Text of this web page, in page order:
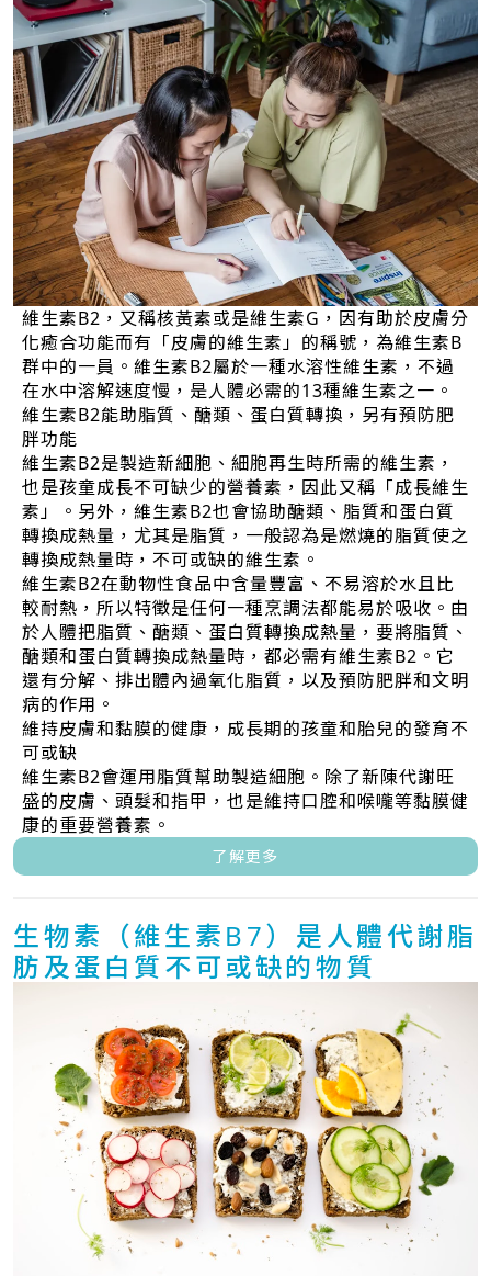
維生素B2，又稱核黃素或是維生素G，因有助於皮膚分
化癒合功能而有「皮膚的維生素」的稱號，為維生素B
群中的一員。維生素B2屬於一種水溶性維生素，不過
在水中溶解速度慢，是人體必需的13種維生素之一。
維生素B2能助脂質、醣類、蛋白質轉換，另有預防肥
胖功能
維生素B2是製造新細胞、細胞再生時所需的維生素，
也是孩童成長不可缺少的營養素，因此又稱「成長維生
素」。另外，維生素B2也會協助醣類、脂質和蛋白質
轉換成熱量，尤其是脂質，一般認為是燃燒的脂質使之
轉換成熱量時，不可或缺的維生素。
維生素B2在動物性食品中含量豐富、不易溶於水且比
較耐熱，所以特徵是任何一種烹調法都能易於吸收。由
於人體把脂質、醣類、蛋白質轉換成熱量，要將脂質、
醣類和蛋白質轉換成熱量時，都必需有維生素B2。它
還有分解、排出體內過氧化脂質，以及預防肥胖和文明
病的作用。
維持皮膚和黏膜的健康，成長期的孩童和胎兒的發育不
可或缺
維生素B2會運用脂質幫助製造細胞。除了新陳代謝旺
盛的皮膚、頭髮和指甲，也是維持口腔和喉嚨等黏膜健
康的重要營養素。
了解更多
生物素（維生素B7）是人體代謝脂
肪及蛋白質不可或缺的物質